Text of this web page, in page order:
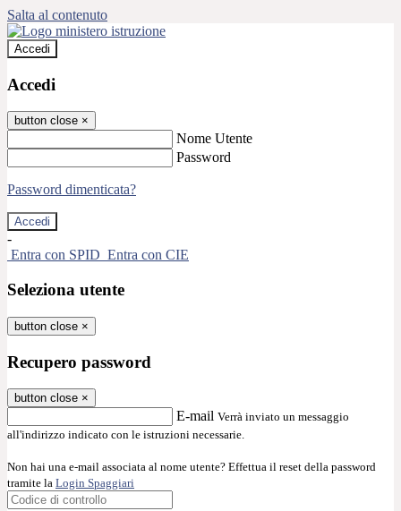
Salta al contenuto
Accedi
Accedi
button close ×
Nome Utente
Password
Password dimenticata?
-
Entra con SPID Entra con CIE
Seleziona utente
button close ×
Recupero password
button close ×
E-mail Verrà inviato un messaggio
all'indirizzo indicato con le istruzioni necessarie.
Non hai una e-mail associata al nome utente? Effettua il reset della password
tramite la Login Spaggiari